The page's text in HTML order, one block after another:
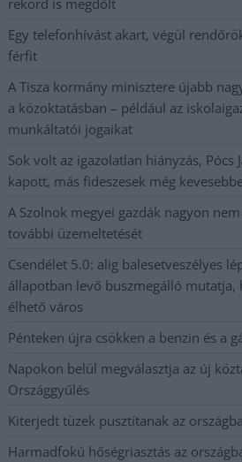
Egy telefonhívást akart, végül
férfit
A Tisza kormány minisztere újabb
a közoktatásban – például az
munkáltatói jogaikat
Sok volt az igazolatlan hiányzás, Pócs
kapott, más fideszesek még
A Szolnok megyei gazdák nagyon nem
további üzemeltetését
Csendélet 5.0: alig balesetveszélyes
állapotban levő buszmegálló mutatja,
élhető város
Pénteken újra csökken a benzin és a
Napokon belül megválasztja az új
Országgyűlés
Kiterjedt tüzek pusztítanak az
Harmadfokú hőségriasztás az